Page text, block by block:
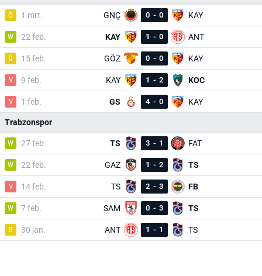
G 1 mrt. GNÇ 0 - 0 KAY
W 22 feb. KAY 1 - 0 ANT
G 15 feb. GÖZ 0 - 0 KAY
V 9 feb. KAY 1 - 2 KOC
V 1 feb. GS 4 - 0 KAY
Trabzonspor
W 27 feb. TS 3 - 1 FAT
W 22 feb. GAZ 1 - 2 TS
V 14 feb. TS 2 - 3 FB
W 7 feb. SAM 0 - 3 TS
G 30 jan. ANT 1 - 1 TS